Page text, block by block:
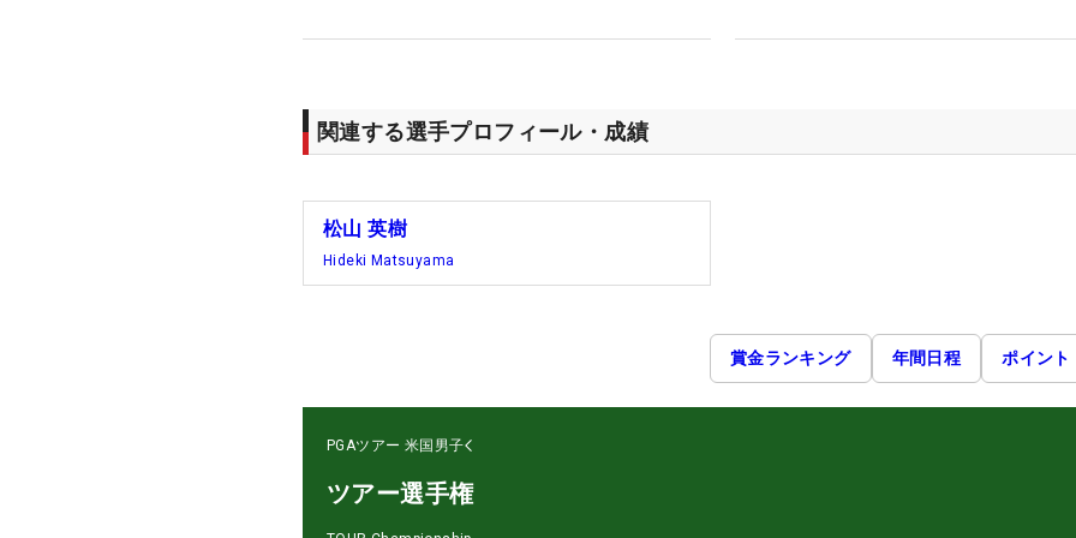
関連する選手プロフィール・成績
松山 英樹
Hideki Matsuyama
賞金ランキング 年間日程 ポイント
PGAツアー 米国男子
ツアー選手権